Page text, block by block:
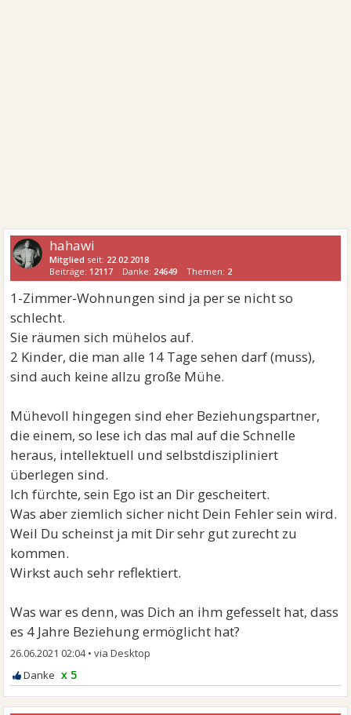
hahawi
Mitglied seit: 22.02.2018
Beiträge: 12117 Danke: 24649 Themen: 2
1-Zimmer-Wohnungen sind ja per se nicht so
schlecht.
Sie räumen sich mühelos auf.
2 Kinder, die man alle 14 Tage sehen darf (muss),
sind auch keine allzu große Mühe.
Mühevoll hingegen sind eher Beziehungspartner,
die einem, so lese ich das mal auf die Schnelle
heraus, intellektuell und selbstdiszipliniert
überlegen sind.
Ich fürchte, sein Ego ist an Dir gescheitert.
Was aber ziemlich sicher nicht Dein Fehler sein wird.
Weil Du scheinst ja mit Dir sehr gut zurecht zu
kommen.
Wirkst auch sehr reflektiert.
Was war es denn, was Dich an ihm gefesselt hat, dass
es 4 Jahre Beziehung ermöglicht hat?
26.06.2021 02:04•
x 5